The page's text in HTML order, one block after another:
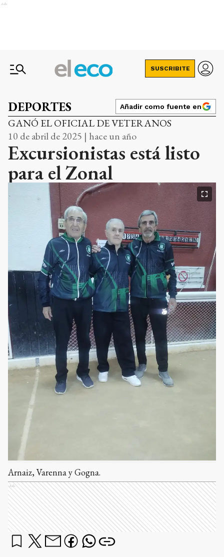
Ads
SUSCRIBITE
DEPORTES Añadir como fuente en
GANÓ EL OFICIAL DE VETERANOS
10 de abril de 2025 | hace un año
Excursionistas está listo
para el Zonal
Arnaiz, Varenna y Gogna.
Ads